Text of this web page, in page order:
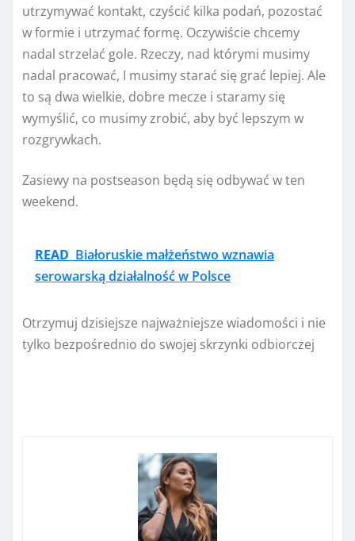
utrzymywać kontakt, czyścić kilka podań, pozostać
w formie i utrzymać formę. Oczywiście chcemy
nadal strzelać gole. Rzeczy, nad którymi musimy
nadal pracować, I musimy starać się grać lepiej. Ale
to są dwa wielkie, dobre mecze i staramy się
wymyślić, co musimy zrobić, aby być lepszym w
rozgrywkach.
Zasiewy na postseason będą się odbywać w ten
weekend.
READ Białoruskie małżeństwo wznawia
serowarską działalność w Polsce
Otrzymuj dzisiejsze najważniejsze wiadomości i nie
tylko bezpośrednio do swojej skrzynki odbiorczej